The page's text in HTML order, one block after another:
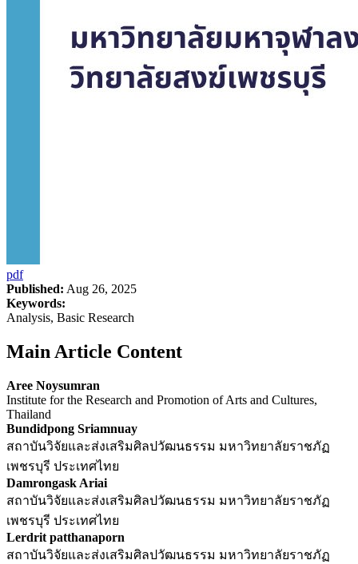
pdf
Published: Aug 26, 2025
Keywords:
Analysis, Basic Research
Main Article Content
Aree Noysumran
Institute for the Research and Promotion of Arts and Cultures,
Thailand
Bundidpong Sriamnuay
สถาบันวิจัยและส่งเสริมศิลปวัฒนธรรม มหาวิทยาลัยราชภัฏ
เพชรบุรี ประเทศไทย
Damrongask Ariai
สถาบันวิจัยและส่งเสริมศิลปวัฒนธรรม มหาวิทยาลัยราชภัฏ
เพชรบุรี ประเทศไทย
Lerdrit patthanaporn
สถาบันวิจัยและส่งเสริมศิลปวัฒนธรรม มหาวิทยาลัยราชภัฏ